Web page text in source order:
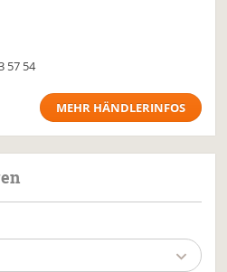
57 54
MEHR HÄNDLERINFOS